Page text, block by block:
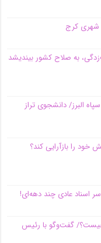
به صلاح کشور بیندیشد
البرز/ دانشجوی تراز
خود را بازآرایی کند؟
اسناد عادی چند‌ دهه‌ای!
چیست؟/ گفت‌وگو با رئیس